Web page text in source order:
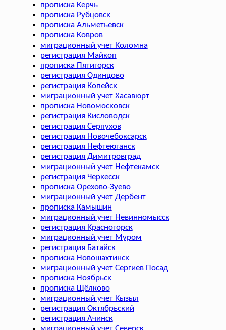
прописка Керчь
прописка Рубцовск
прописка Альметьевск
прописка Ковров
миграционный учет Коломна
регистрация Майкоп
прописка Пятигорск
регистрация Одинцово
регистрация Копейск
миграционный учет Хасавюрт
прописка Новомосковск
регистрация Кисловодск
регистрация Серпухов
регистрация Новочебоксарск
регистрация Нефтеюганск
регистрация Димитровград
миграционный учет Нефтекамск
регистрация Черкесск
прописка Орехово-Зуево
миграционный учет Дербент
прописка Камышин
миграционный учет Невинномысск
регистрация Красногорск
миграционный учет Муром
регистрация Батайск
прописка Новошахтинск
миграционный учет Сергиев Посад
прописка Ноябрьск
прописка Щёлково
миграционный учет Кызыл
регистрация Октябрьский
регистрация Ачинск